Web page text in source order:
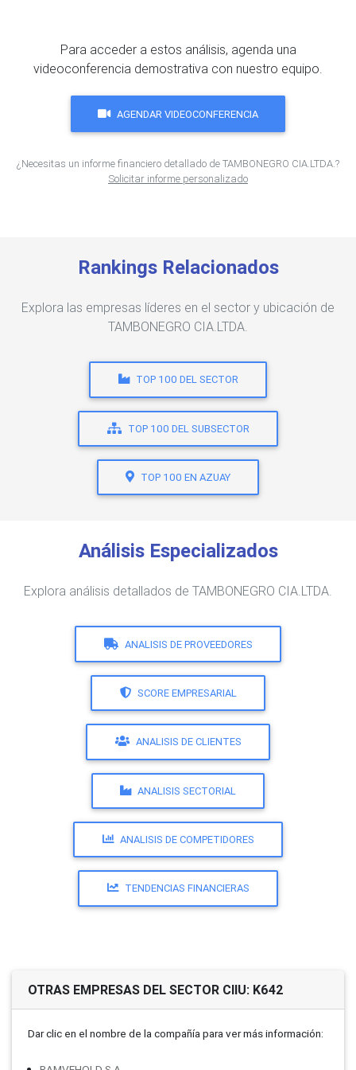
Para acceder a estos análisis, agenda una
videoconferencia demostrativa con nuestro equipo.
AGENDAR VIDEOCONFERENCIA
¿Necesitas un informe financiero detallado de TAMBONEGRO CIA.LTDA.?
Solicitar informe personalizado
Rankings Relacionados
Explora las empresas líderes en el sector y ubicación de
TAMBONEGRO CIA.LTDA.
TOP 100 DEL SECTOR
TOP 100 DEL SUBSECTOR
TOP 100 EN AZUAY
Análisis Especializados
Explora análisis detallados de TAMBONEGRO CIA.LTDA.
ANALISIS DE PROVEEDORES
SCORE EMPRESARIAL
ANALISIS DE CLIENTES
ANALISIS SECTORIAL
ANALISIS DE COMPETIDORES
TENDENCIAS FINANCIERAS
OTRAS EMPRESAS DEL SECTOR CIIU: K642
Dar clic en el nombre de la compañí­a para ver más información: